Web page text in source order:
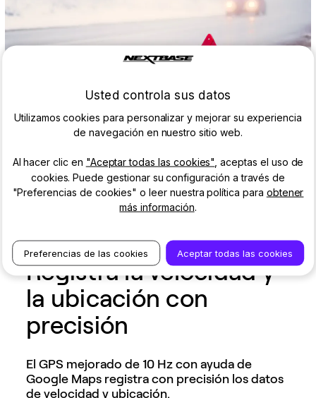
Registra la velocidad y
la ubicación con
precisión
El GPS mejorado de 10 Hz con ayuda de
Google Maps registra con precisión los datos
de velocidad y ubicación.
Usted controla sus datos
Utilizamos cookies para personalizar y mejorar su experiencia
de navegación en nuestro sitio web.
Al hacer clic en "Aceptar todas las cookies" , aceptas el uso de
cookies. Puede gestionar su configuración a través de
"Preferencias de cookies" o leer nuestra política para obtener
más información.
Preferencias de las cookies Aceptar todas las cookies